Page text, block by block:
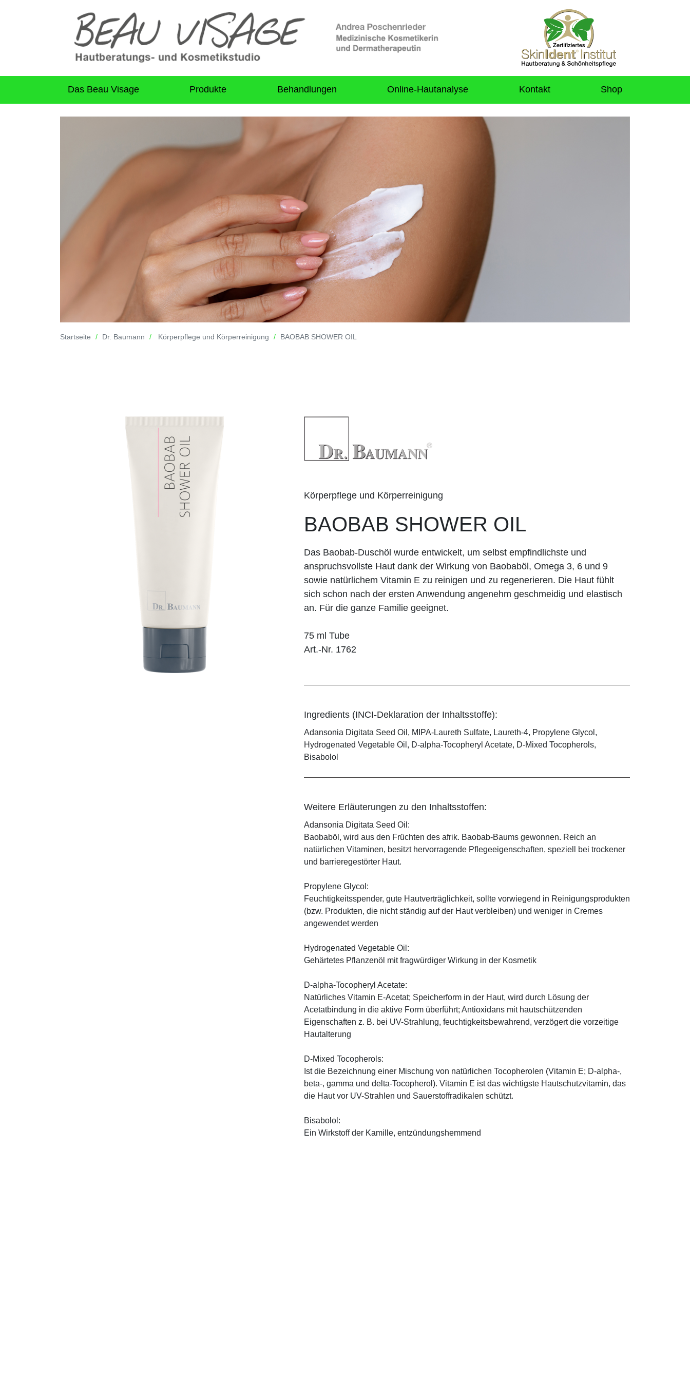
Das Beau Visage Produkte Behandlungen Online-Hautanalyse Kontakt Shop
Startseite Dr. Baumann Körperpflege und Körperreinigung BAOBAB SHOWER OIL
Körperpflege und Körperreinigung
BAOBAB SHOWER OIL
Das Baobab-Duschöl wurde entwickelt, um selbst empfindlichste und
anspruchsvollste Haut dank der Wirkung von Baobaböl, Omega 3, 6 und 9
sowie natürlichem Vitamin E zu reinigen und zu regene­rieren. Die Haut fühlt
sich schon nach der ersten Anwendung angenehm geschmeidig und elastisch
an. Für die ganze Familie geeignet.
75 ml Tube
Art.-Nr. 1762
Ingredients (INCI-Deklaration der Inhaltsstoffe):
Adansonia Digitata Seed Oil, MIPA-Laureth Sulfate, Laureth-4, Propylene Glycol,
Hydrogenated Vegetable Oil, D-alpha-Tocopheryl Acetate, D-Mixed Tocopherols,
Bisabolol
Weitere Erläuterungen zu den Inhaltsstoffen:
Adansonia Digitata Seed Oil:
Baobaböl, wird aus den Früchten des afrik. Baobab-Baums gewonnen. Reich an
natürlichen Vitaminen, besitzt hervorragende Pflegeeigenschaften, speziell bei trockener
und barrieregestörter Haut.
Propylene Glycol:
Feuchtigkeitsspender, gute Hautverträglichkeit, sollte vorwiegend in Reinigungsprodukten
(bzw. Produkten, die nicht ständig auf der Haut verbleiben) und weniger in Cremes
angewendet werden
Hydrogenated Vegetable Oil:
Gehärtetes Pflanzenöl mit fragwürdiger Wirkung in der Kosmetik
D-alpha-Tocopheryl Acetate:
Natürliches Vitamin E-Acetat; Speicherform in der Haut, wird durch Lösung der
Acetatbindung in die aktive Form überführt; Antioxidans mit hautschützenden
Eigenschaften z. B. bei UV-Strahlung, feuchtigkeitsbewahrend, verzögert die vorzeitige
Hautalterung
D-Mixed Tocopherols:
Ist die Bezeichnung einer Mischung von natürlichen Tocopherolen (Vitamin E; D-alpha-,
beta-, gamma und delta-Tocopherol). Vitamin E ist das wichtigste Hautschutzvitamin, das
die Haut vor UV-Strahlen und Sauerstoffradikalen schützt.
Bisabolol:
Ein Wirkstoff der Kamille, entzündungshemmend